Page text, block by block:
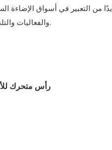
والفعاليات والتلفزيونية والمسرحية والإضاءة المركبة.